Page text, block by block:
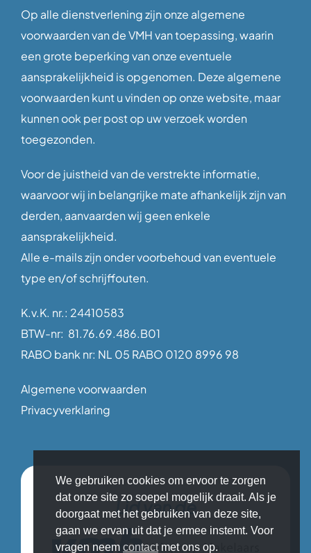
Op alle dienstverlening zijn onze algemene
voorwaarden van de VMH van toepassing, waarin
een grote beperking van onze eventuele
aansprakelijkheid is opgenomen. Deze algemene
voorwaarden kunt u vinden op onze website, maar
kunnen ook per post op uw verzoek worden
toegezonden.
Voor de juistheid van de verstrekte informatie,
waarvoor wij in belangrijke mate afhankelijk zijn van
derden, aanvaarden wij geen enkele
aansprakelijkheid.
Alle e-mails zijn onder voorbehoud van eventuele
type en/of schrijffouten.
K.v.K. nr.: 24410583
BTW-nr: 81.76.69.486.B01
RABO bank nr: NL 05 RABO 0120 8996 98
Algemene voorwaarden
Privacyverklaring
Lid van de
We gebruiken cookies om ervoor te zorgen
dat onze site zo soepel mogelijk draait. Als je
doorgaat met het gebruiken van deze site,
gaan we ervan uit dat je ermee instemt. Voor
vragen neem contactmet ons op.